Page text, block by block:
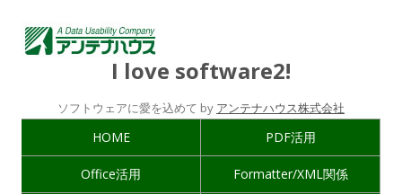
I love software2!
ソフトウェアに愛を込めて by アンテナハウス株式会社
HOME PDF活用
Office活用 Formatter/XML関係